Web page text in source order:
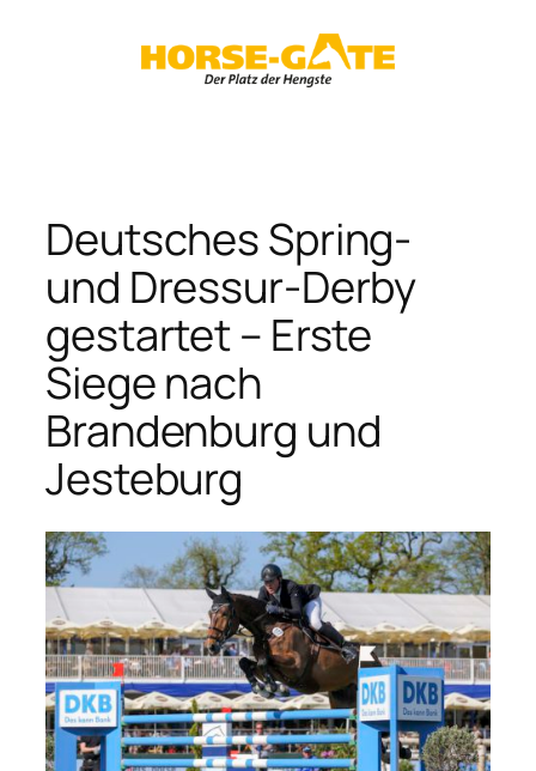
Deutsches Spring-
und Dressur-Derby
gestartet – Erste
Siege nach
Brandenburg und
Jesteburg